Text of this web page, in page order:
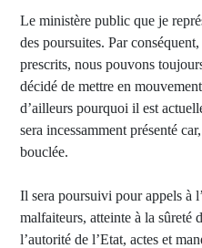
Le ministère public que je
des poursuites. Par
prescrits, nous pouvons
décidé de mettre en
d’ailleurs pourquoi il est
sera incessamment présenté
bouclée.
Il sera poursuivi pour appels à
malfaiteurs, atteinte à la sûreté
l’autorité de l’Etat, actes et